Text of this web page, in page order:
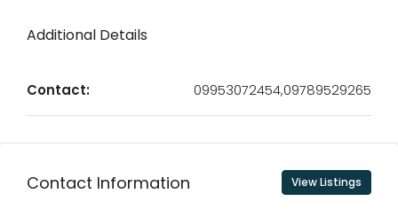
Additional Details
Contact: 09953072454,09789529265
Contact Information View Listings